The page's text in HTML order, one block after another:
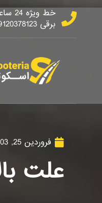
خط
برقی 09120378123
فروردین 25, 1403
علت